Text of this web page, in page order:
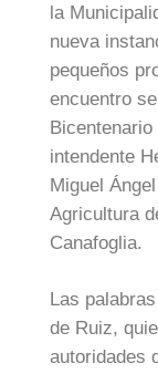
la
nueva
pequeños
encuentro
intendente
Miguel
Agricultura
Canafoglia.
Las
de Ruiz,
autoridades